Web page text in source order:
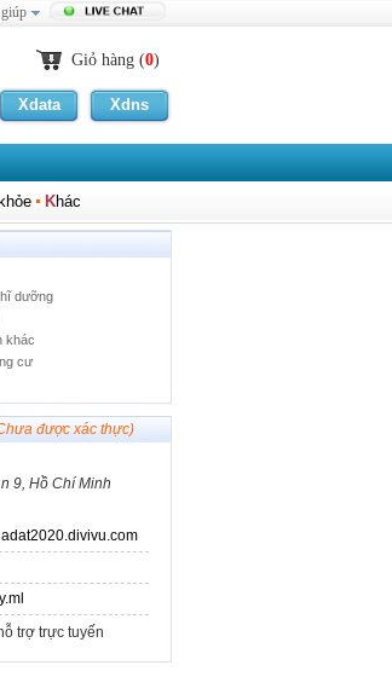
Giỏ hàng (0)
Xdata Xdns
Khác
dưỡng
khác
cư
trọ
được xác thực)
9, Hồ Chí Minh
trợ trực tuyến